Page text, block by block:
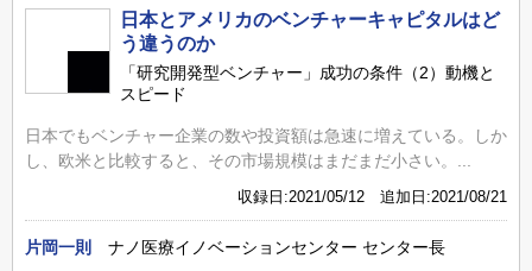
日本とアメリカのベンチャーキャピタルはど
う違うのか
「研究開発型ベンチャー」成功の条件（2）動機と
スピード
日本でもベンチャー企業の数や投資額は急速に増えている。しか
し、欧米と比較すると、その市場規模はまだまだ小さい。...
収録日:2021/05/12 追加日:2021/08/21
片岡一則 ナノ医療イノベーションセンター センター長